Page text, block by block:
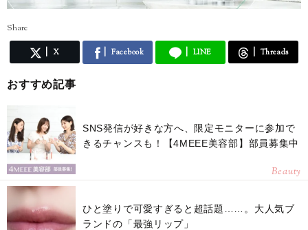
Share
X Facebook LINE Threads
おすすめ記事
SNS発信が好きな方へ、限定モニターに参加で
きるチャンスも！【4MEEE美容部】部員募集中
Beauty
ひと塗りで可愛すぎると超話題……。大人気ブ
ランドの「最強リップ」